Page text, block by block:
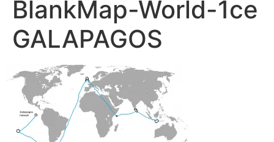
BlankMap-World-1ce
GALAPAGOS